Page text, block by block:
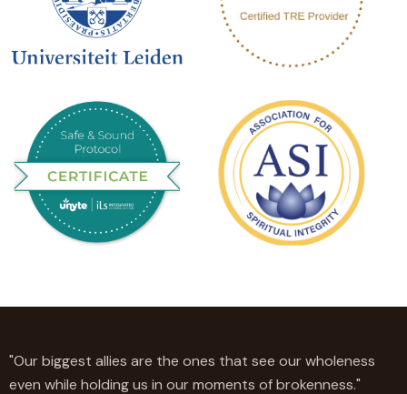
"Our biggest allies are the ones that see our wholeness
even while holding us in our moments of brokenness."